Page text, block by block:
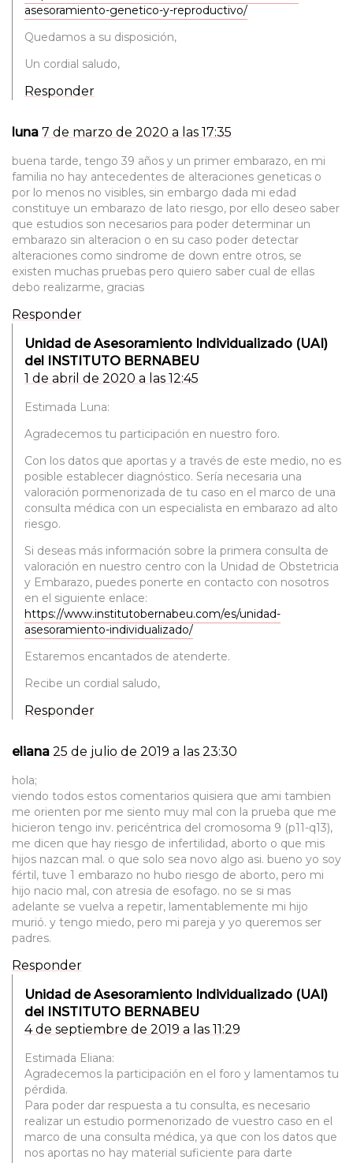
asesoramiento-genetico-y-reproductivo/
Quedamos a su disposición,
Un cordial saludo,
Responder
luna 7 de marzo de 2020 a las 17:35
buena tarde, tengo 39 años y un primer embarazo, en mi
familia no hay antecedentes de alteraciones geneticas o
por lo menos no visibles, sin embargo dada mi edad
constituye un embarazo de lato riesgo, por ello deseo saber
que estudios son necesarios para poder determinar un
embarazo sin alteracion o en su caso poder detectar
alteraciones como sindrome de down entre otros, se
existen muchas pruebas pero quiero saber cual de ellas
debo realizarme, gracias
Responder
Unidad de Asesoramiento Individualizado (UAI)
del INSTITUTO BERNABEU
1 de abril de 2020 a las 12:45
Estimada Luna:
Agradecemos tu participación en nuestro foro.
Con los datos que aportas y a través de este medio, no es
posible establecer diagnóstico. Sería necesaria una
valoración pormenorizada de tu caso en el marco de una
consulta médica con un especialista en embarazo ad alto
riesgo.
Si deseas más información sobre la primera consulta de
valoración en nuestro centro con la Unidad de Obstetricia
y Embarazo, puedes ponerte en contacto con nosotros
en el siguiente enlace:
https://www.institutobernabeu.com/es/unidad-
asesoramiento-individualizado/
Estaremos encantados de atenderte.
Recibe un cordial saludo,
Responder
eliana 25 de julio de 2019 a las 23:30
hola;
viendo todos estos comentarios quisiera que ami tambien
me orienten por me siento muy mal con la prueba que me
hicieron tengo inv. pericéntrica del cromosoma 9 (p11-q13),
me dicen que hay riesgo de infertilidad, aborto o que mis
hijos nazcan mal. o que solo sea novo algo asi. bueno yo soy
fértil, tuve 1 embarazo no hubo riesgo de aborto, pero mi
hijo nacio mal, con atresia de esofago. no se si mas
adelante se vuelva a repetir, lamentablemente mi hijo
murió. y tengo miedo, pero mi pareja y yo queremos ser
padres.
Responder
Unidad de Asesoramiento Individualizado (UAI)
del INSTITUTO BERNABEU
4 de septiembre de 2019 a las 11:29
Estimada Eliana:
Agradecemos la participación en el foro y lamentamos tu
pérdida.
Para poder dar respuesta a tu consulta, es necesario
realizar un estudio pormenorizado de vuestro caso en el
marco de una consulta médica, ya que con los datos que
nos aportas no hay material suficiente para darte